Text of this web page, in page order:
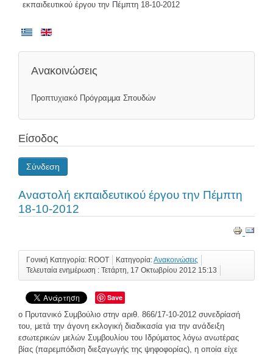
εκπαιδευτικού έργου την Πέμπτη 18-10-2012
Ανακοινώσεις
Προπτυχιακό Πρόγραμμα Σπουδών
Είσοδος
Σύνδεση
Αναστολή εκπαιδευτικού έργου την Πέμπτη
18-10-2012
Γονική Κατηγορία: ROOT Κατηγορία:Ανακοινώσεις
Τελευταία ενημέρωση : Τετάρτη, 17 Οκτωβρίου 2012 15:13
Save
ο Πρυτανικό Συμβούλιο στην αριθ. 866/17-10-2012 συνεδρίασή
του, μετά την άγονη εκλογική διαδικασία για την ανάδειξη
εσωτερικών μελών Συμβουλίου του Ιδρύματος λόγω ανωτέρας
βίας (παρεμπόδιση διεξαγωγής της ψηφοφορίας), η οποία είχε